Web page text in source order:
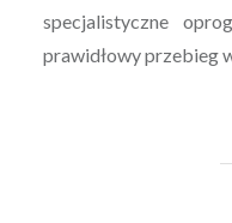
specjalistyczne
prawidłowy przebieg